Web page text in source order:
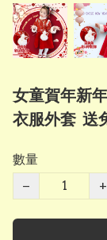
女童賀年新
衣服外套 送
數量
−
+